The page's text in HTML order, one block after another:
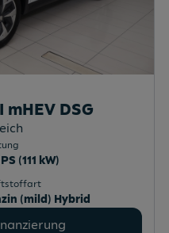
DSG
(111 kW)
(mild) Hybrid